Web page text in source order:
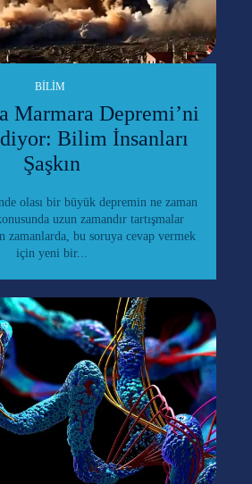
BILIM
Marmara Depremi’ni
Bilim İnsanları
Şaşkın
olası bir büyük depremin ne zaman
uzun zamandır tartışmalar
zamanlarda, bu soruya cevap vermek
için yeni bir...